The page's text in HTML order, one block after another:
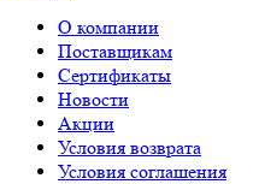
О компании
Поставщикам
Сертификаты
Новости
Акции
Условия возврата
Условия соглашения